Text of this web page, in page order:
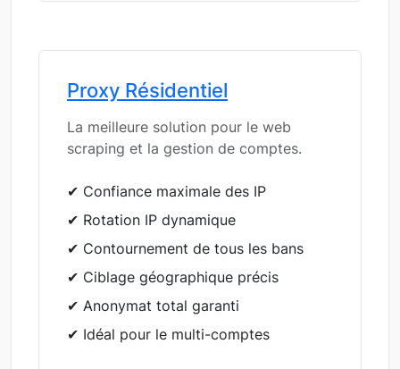
Proxy Résidentiel
La meilleure solution pour le web
scraping et la gestion de comptes.
✔ Confiance maximale des IP
✔ Rotation IP dynamique
✔ Contournement de tous les bans
✔ Ciblage géographique précis
✔ Anonymat total garanti
✔ Idéal pour le multi-comptes